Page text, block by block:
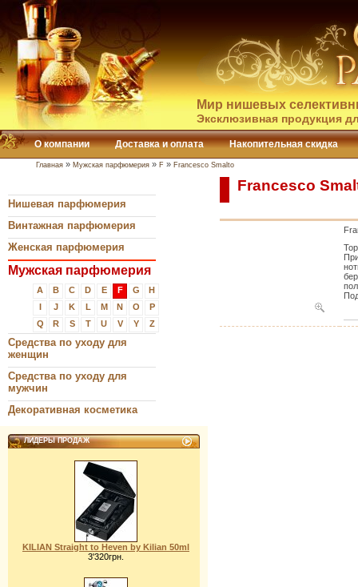
Мир нишевых
Эксклюзивная продукция
О компании Доставка и оплата Накопительная скидка
Главная » Мужская парфюмерия » F » Francesco Smalto
Нишевая парфюмерия
Винтажная парфюмерия
Женская парфюмерия
Мужская парфюмерия
A B C D E F G
H
I
J K L M N O
P
Q
R S T U V Y Z
Средства по уходу для
женщин
Средства по уходу для
мужчин
Декоративная косметика
ЛИДЕРЫ ПРОДАЖ
KILIAN Straight to Heven by Kilian 50ml
3'320грн.
Francesco